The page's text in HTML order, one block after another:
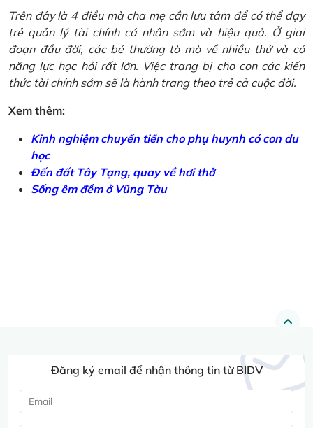
Trên đây là 4 điều mà cha mẹ cần lưu tâm để có thể dạy
trẻ quản lý tài chính cá nhân sớm và hiệu quả. Ở giai
đoạn đầu đời, các bé thường tò mò về nhiều thứ và có
năng lực học hỏi rất lớn. Việc trang bị cho con các kiến
thức tài chính sớm sẽ là hành trang theo trẻ cả cuộc đời.
Xem thêm:
Kinh nghiệm chuyển tiền cho phụ huynh có con du
học
Đến đất Tây Tạng, quay về hơi thở
Sống êm đềm ở Vũng Tàu
Đăng ký email để nhận thông tin từ BIDV